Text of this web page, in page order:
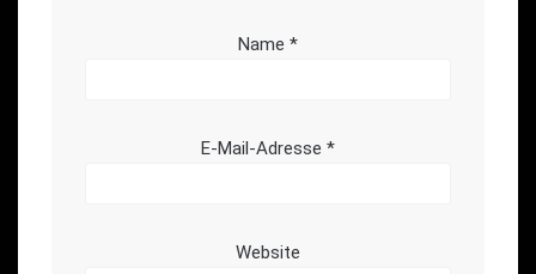
Name *
E-Mail-Adresse *
Website